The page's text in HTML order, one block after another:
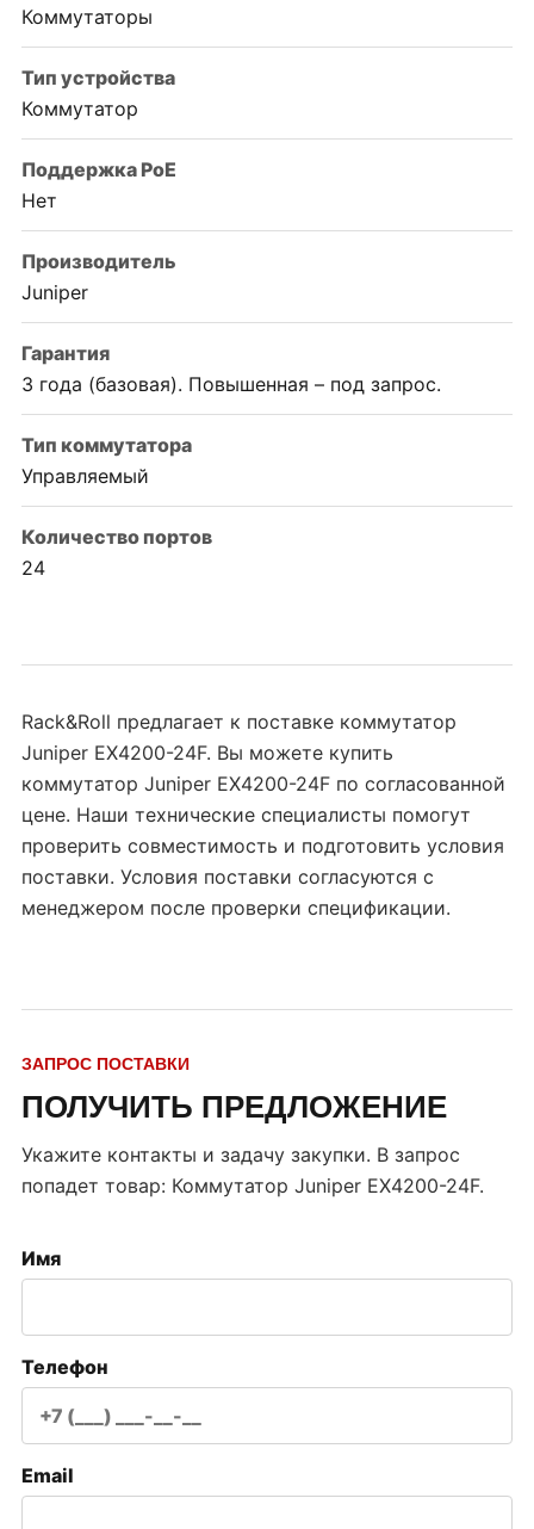
Коммутаторы
Тип устройства
Коммутатор
Поддержка PoE
Нет
Производитель
Juniper
Гарантия
3 года (базовая). Повышенная – под запрос.
Тип коммутатора
Управляемый
Количество портов
24
Rack&Roll предлагает к поставке коммутатор
Juniper EX4200-24F. Вы можете купить
коммутатор Juniper EX4200-24F по согласованной
цене. Наши технические специалисты помогут
проверить совместимость и подготовить условия
поставки. Условия поставки согласуются с
менеджером после проверки спецификации.
ЗАПРОС ПОСТАВКИ
ПОЛУЧИТЬ ПРЕДЛОЖЕНИЕ
Укажите контакты и задачу закупки. В запрос
попадет товар: Коммутатор Juniper EX4200-24F.
Имя
Телефон
Email